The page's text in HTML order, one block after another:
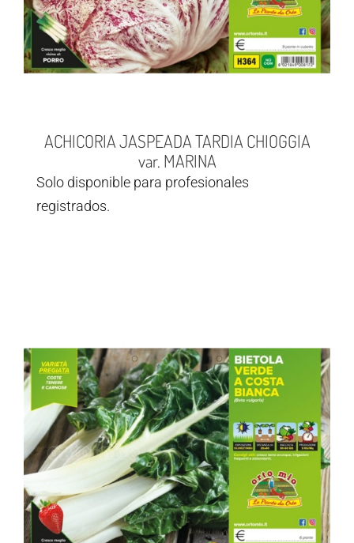
ACHICORIA JASPEADA TARDIA CHIOGGIA
var. MARINA
Solo disponible para profesionales
registrados.